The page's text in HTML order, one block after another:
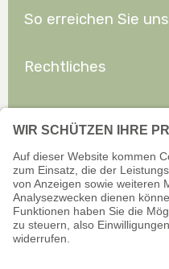
So erreichen Sie uns
Rechtliches